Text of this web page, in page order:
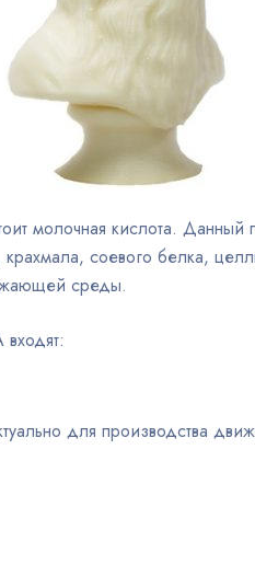
молочная кислота.
крахмала, соевого белка,
среды.
для производства